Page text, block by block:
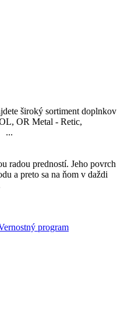
široký sortiment doplnkov
OR Metal - Retic,
...
radou predností. Jeho povrch
a preto sa na ňom v daždi
program